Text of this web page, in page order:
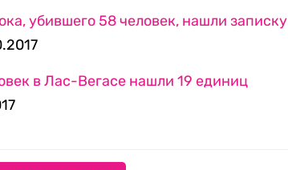
убившего 58 человек, нашли записку
в Лас-Вегасе нашли 19 единиц